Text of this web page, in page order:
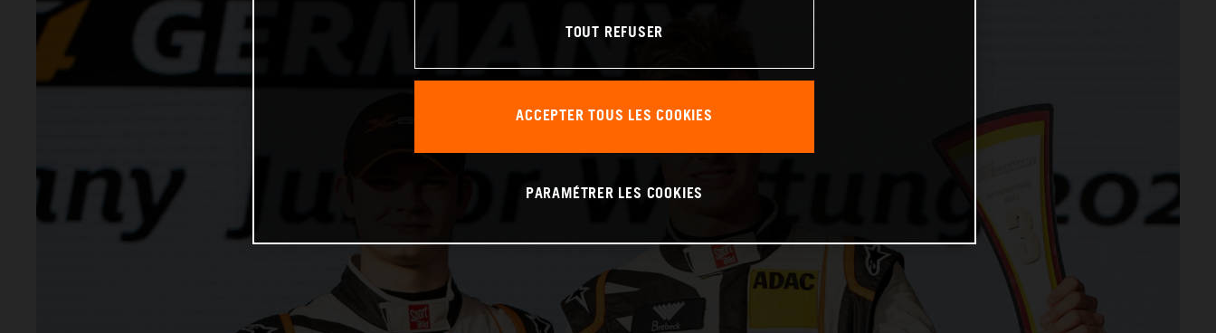
TOUT REFUSER
ACCEPTER TOUS LES COOKIES
PARAMÉTRER LES COOKIES